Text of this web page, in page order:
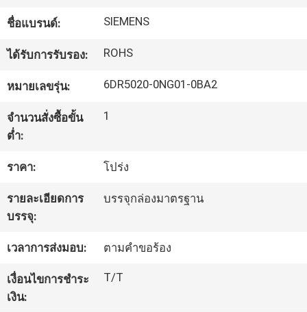
กับ
เรา
โรงงาน
คุณภาพ
ติดต่อ
เรา
ชื่อแบรนด์: SIEMENS
ได้รับการรับรอง: ROHS
หมายเลขรุ่น: 6DR5020-0NG01-0BA2
จำนวนสั่งซื้อขั้น
ต่ำ:
1
ราคา: โปร่ง
รายละเอียดการ
บรรจุ:
บรรจุกล่องมาตรฐาน
เวลาการส่งมอบ: ตามคำขอร้อง
เงื่อนไขการชำระ
เงิน:
T/T